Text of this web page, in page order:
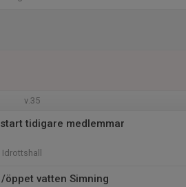
v.35
tidigare medlemmar
öppet vatten Simning